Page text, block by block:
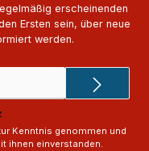
erscheinenden
Ersten sein, über neue
werden.
Kenntnis genommen und
ihnen einverstanden.